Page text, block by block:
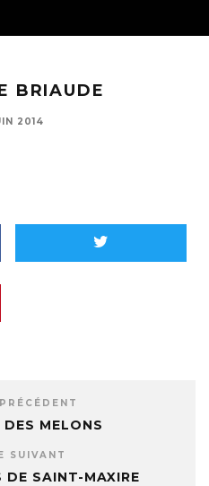
BRIAUDE
2014
MELONS
SUIVANT
DE SAINT-MAXIRE